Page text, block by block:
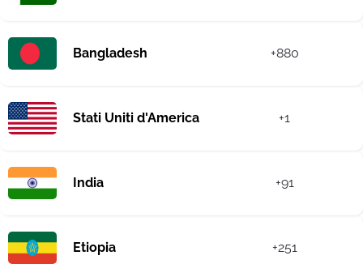
Bangladesh +880
Stati Uniti d'America +1
India +91
Etiopia +251